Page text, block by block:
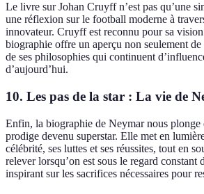
Le livre sur Johan Cruyff n’est pas qu’une
une réflexion sur le football moderne à
innovateur. Cruyff est reconnu pour sa
biographie offre un aperçu non seulement de
de ses philosophies qui continuent
d’aujourd’hui.
10. Les pas de la star : La vie de
Enfin, la biographie de Neymar nous plonge
prodige devenu superstar. Elle met en
célébrité, ses luttes et ses réussites, tout en
relever lorsqu’on est sous le regard constant
inspirant sur les sacrifices nécessaires pour